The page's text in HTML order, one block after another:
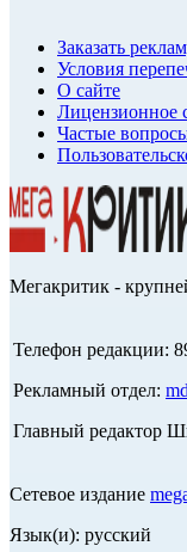
Заказать
Условия
О сайте
Лицензионное
Частые
Мегакритик -
Телефон редакции:
Рекламный отдел:
Главный редактор
Сетевое издание
Язык(и): русский